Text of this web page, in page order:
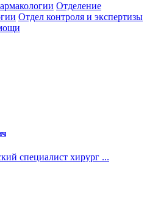
Отделение
Отдел контроля и экспертизы
специалист хирург ...